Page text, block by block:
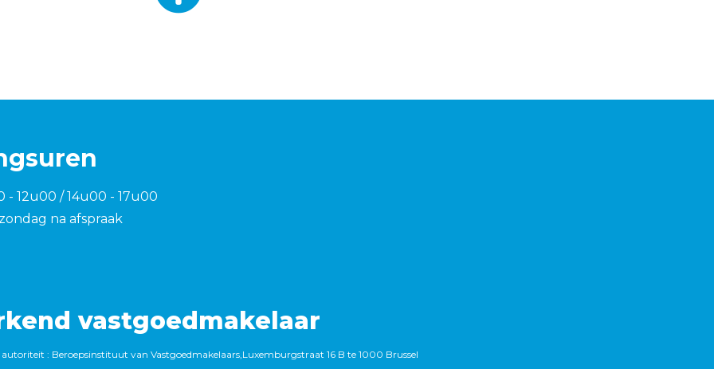
- 12u00 / 14u00 - 17u00
na afspraak
vastgoedmakelaar
: Beroepsinstituut van Vastgoedmakelaars,Luxemburgstraat 16 B te 1000 Brussel